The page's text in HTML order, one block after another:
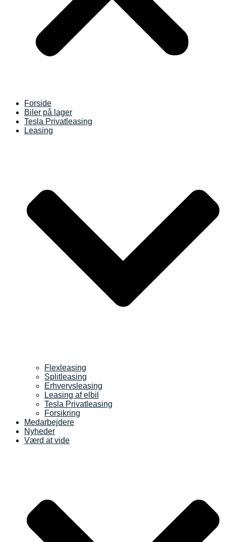
Forside
Biler på lager
Tesla Privatleasing
Leasing
Flexleasing
Splitleasing
Erhvervsleasing
Leasing af elbil
Tesla Privatleasing
Forsikring
Medarbejdere
Nyheder
Værd at vide